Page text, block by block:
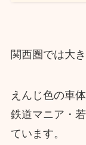
関西圏では大
えんじ色の車
鉄道マニア・
ています。